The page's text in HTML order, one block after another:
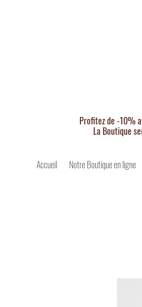
Profitez de -10%
La Boutique
Accueil Notre Boutique en ligne